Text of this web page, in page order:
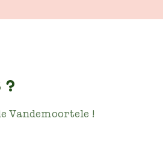
?
Vandemoortele !